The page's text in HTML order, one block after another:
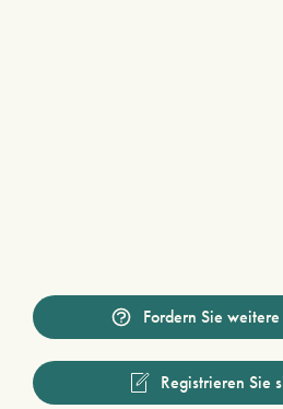
Fordern Sie
Registrieren Sie